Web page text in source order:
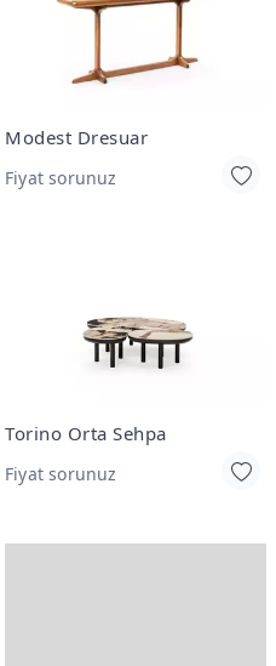
Modest Dresuar
Fiyat sorunuz
Torino Orta Sehpa
Fiyat sorunuz